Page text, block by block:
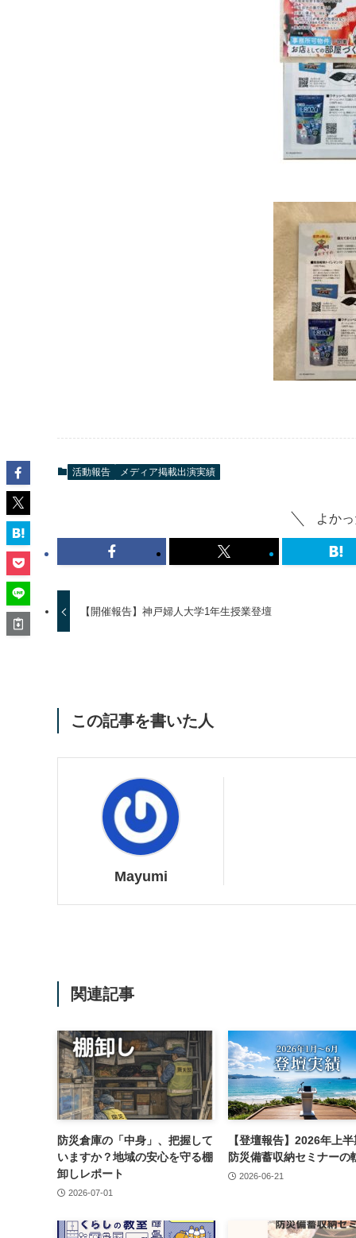
活動報告 メディア掲載出演実績
よか
【開催報告】神戸婦人大学1年生授業登壇
この記事を書いた人
Mayumi
関連記事
防災倉庫の「中身」、把握して
いますか？地域の安心を守る棚
卸しレポート
2026-07-01
【登壇報告】2026年上
防災備蓄収納セミナーの
2026-06-21